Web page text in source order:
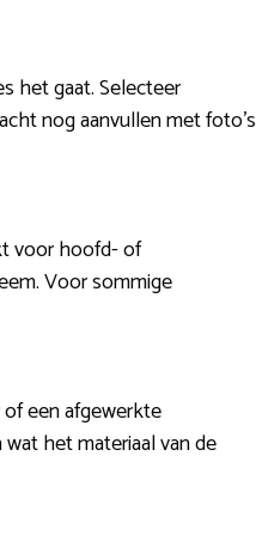
het gaat. Selecteer
nog aanvullen met foto’s
voor hoofd- of
Voor sommige
een afgewerkte
het materiaal van de